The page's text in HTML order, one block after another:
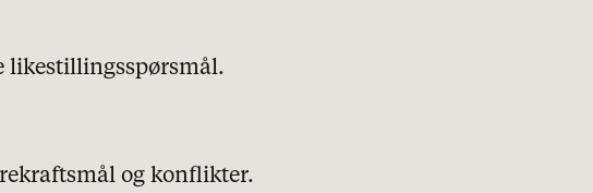
likestillingsspørsmål.
og konflikter.